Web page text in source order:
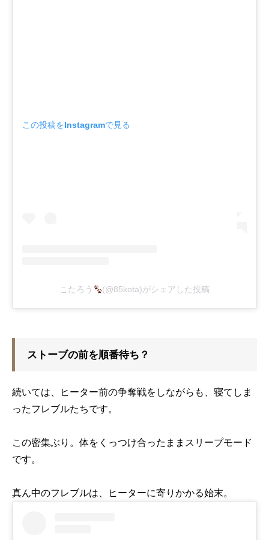
この投稿をInstagramで見る
こたろう (@85kota)がシェアした投稿
ストーブの前を順番待ち？
続いては、ヒーター前の争奪戦をしながらも、寝てしま
ったフレブルたちです。
この密集ぶり。体をくっつけ合ったままスリープモード
です。
真ん中のフレブルは、ヒーターに寄りかかる始末。